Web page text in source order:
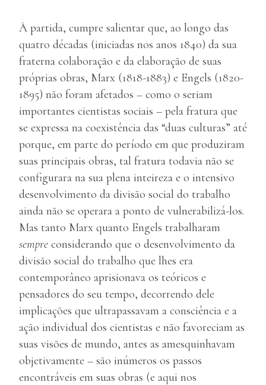
À partida, cumpre salientar que, ao longo das
quatro décadas (iniciadas nos anos 1840) da sua
fraterna colaboração e da elaboração de suas
próprias obras, Marx (1818-1883) e Engels (1820-
1895) não foram afetados – como o seriam
importantes cientistas sociais – pela fratura que
se expressa na coexistência das “duas culturas” até
porque, em parte do período em que produziram
suas principais obras, tal fratura todavia não se
configurara na sua plena inteireza e o intensivo
desenvolvimento da divisão social do trabalho
ainda não se operara a ponto de vulnerabilizá-los.
Mas tanto Marx quanto Engels trabalharam
sempre considerando que o desenvolvimento da
divisão social do trabalho que lhes era
contemporâneo aprisionava os teóricos e
pensadores do seu tempo, decorrendo dele
implicações que ultrapassavam a consciência e a
ação individual dos cientistas e não favoreciam as
suas visões de mundo, antes as amesquinhavam
objetivamente – são inúmeros os passos
encontráveis em suas obras (e aqui nos